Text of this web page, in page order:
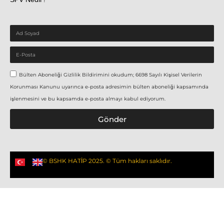
Bülten Aboneliği Gizlilik Bildirimini okudum; 6698 Sayılı Kişisel Verilerin
Korunması Kanunu uyarınca e-posta adresimin bülten aboneliği kapsamında
işlenmesini ve bu kapsamda e-posta almayı kabul ediyorum.
Gönder
© BSHK HATİP 2025. © Tüm hakları saklıdır.